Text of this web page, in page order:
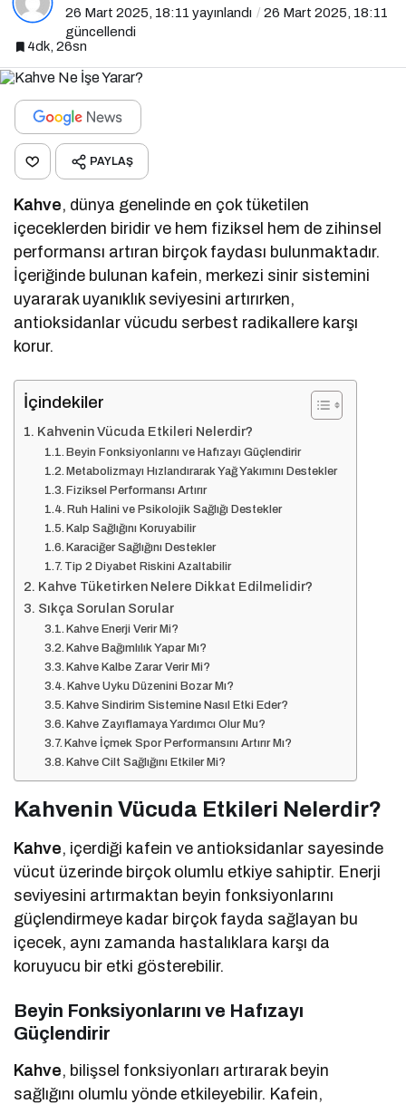
26 Mart 2025, 18:11 yayınlandı
26 Mart 2025, 18:11
güncellendi
4dk, 26sn
PAYLAŞ
Kahve, dünya genelinde en çok tüketilen
içeceklerden biridir ve hem fiziksel hem de zihinsel
performansı artıran birçok faydası bulunmaktadır.
İçeriğinde bulunan kafein, merkezi sinir sistemini
uyararak uyanıklık seviyesini artırırken,
antioksidanlar vücudu serbest radikallere karşı
korur.
İçindekiler
Kahvenin Vücuda Etkileri Nelerdir?
Beyin Fonksiyonlarını ve Hafızayı Güçlendirir
Metabolizmayı Hızlandırarak Yağ Yakımını Destekler
Fiziksel Performansı Artırır
Ruh Halini ve Psikolojik Sağlığı Destekler
Kalp Sağlığını Koruyabilir
Karaciğer Sağlığını Destekler
Tip 2 Diyabet Riskini Azaltabilir
Kahve Tüketirken Nelere Dikkat Edilmelidir?
Sıkça Sorulan Sorular
Kahve Enerji Verir Mi?
Kahve Bağımlılık Yapar Mı?
Kahve Kalbe Zarar Verir Mi?
Kahve Uyku Düzenini Bozar Mı?
Kahve Sindirim Sistemine Nasıl Etki Eder?
Kahve Zayıflamaya Yardımcı Olur Mu?
Kahve İçmek Spor Performansını Artırır Mı?
Kahve Cilt Sağlığını Etkiler Mi?
Kahvenin Vücuda Etkileri Nelerdir?
Kahve, içerdiği kafein ve antioksidanlar sayesinde
vücut üzerinde birçok olumlu etkiye sahiptir. Enerji
seviyesini artırmaktan beyin fonksiyonlarını
güçlendirmeye kadar birçok fayda sağlayan bu
içecek, aynı zamanda hastalıklara karşı da
koruyucu bir etki gösterebilir.
Beyin Fonksiyonlarını ve Hafızayı
Güçlendirir
Kahve, bilişsel fonksiyonları artırarak beyin
sağlığını olumlu yönde etkileyebilir. Kafein,